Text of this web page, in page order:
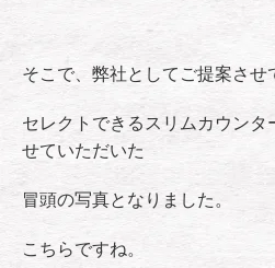
そこで、弊社としてご提案させ
セレクトできるスリムカウンタ
せていただいた
冒頭の写真となりました。
こちらですね。